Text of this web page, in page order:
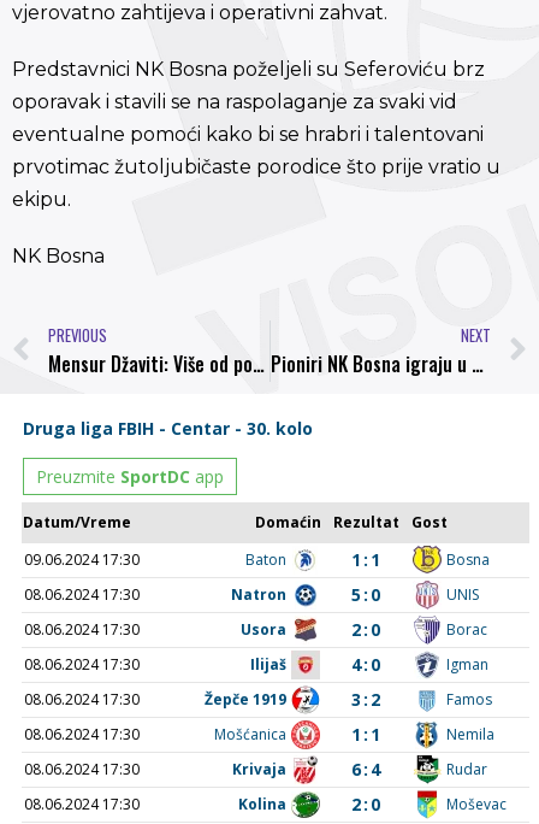
vjerovatno zahtijeva i operativni zahvat.
Predstavnici NK Bosna poželjeli su Seferoviću brz
oporavak i stavili se na raspolaganje za svaki vid
eventualne pomoći kako bi se hrabri i talentovani
prvotimac žutoljubičaste porodice što prije vratio u
ekipu.
NK Bosna
PREVIOUS
Mensur Džaviti: Više od poraza me boli povreda Seferovića
NEXT
Pioniri NK Bosna igraju u Maglaju playoff za titulu prvaka